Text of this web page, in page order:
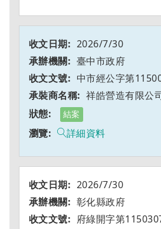
2026/7/30
臺中市政府
中市經公字第
祥皓營造有限公
結案
詳細資料
2026/7/30
彰化縣政府
府綠開字第